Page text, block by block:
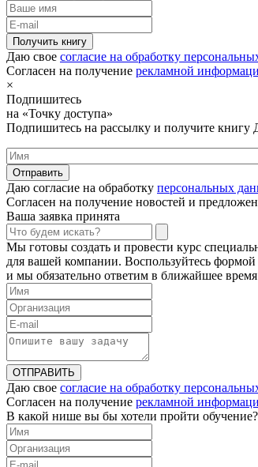
Получить книгу
Даю свое согласие на обработку
Согласен на получение рекламной
×
Подпишитесь
на «Точку доступа»
Подпишитесь на рассылку и получите
Отправить
Даю согласие на обработку персональных
Согласен на получение новостей и
Ваша заявка принята
Мы готовы создать и провести курс
для вашей компании. Воспользуйтесь формой
и мы обязательно ответим в ближайшее
ОТПРАВИТЬ
Даю свое согласие на обработку
Согласен на получение рекламной
В какой нише вы бы хотели пройти обучение?